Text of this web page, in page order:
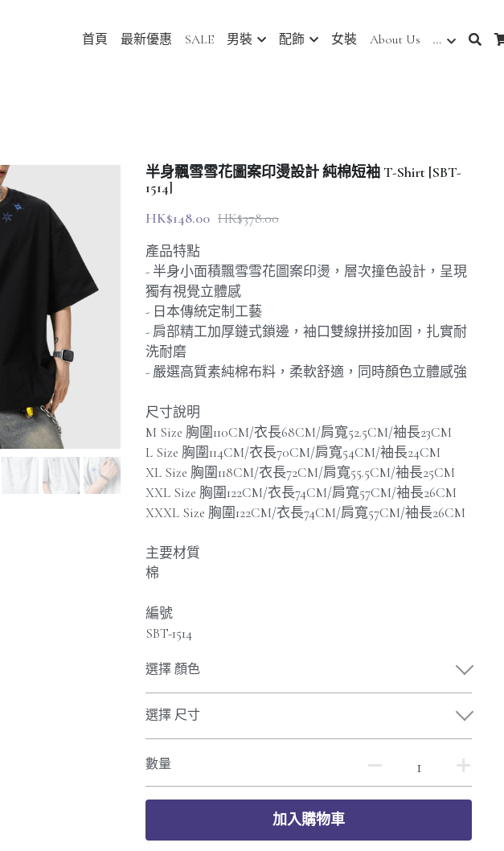
首頁 最新優惠 SALE 男裝 配飾 女裝 About Us …
半身飄雪雪花圖案印燙設計 純棉短袖 T-Shirt [SBT-
1514]
HK$148.00 HK$378.00
產品特點
- 半身小面積飄雪雪花圖案印燙，層次撞色設計，呈現
獨有視覺立體感
- 日本傳統定制工藝
- 肩部精工加厚鏈式鎖邊，袖口雙線拼接加固，扎實耐
洗耐磨
- 嚴選高質素純棉布料，柔軟舒適，同時顏色立體感強
尺寸說明
M Size 胸圍110CM/衣長68CM/肩寬52.5CM/袖長23CM
L Size 胸圍114CM/衣長70CM/肩寬54CM/袖長24CM
XL Size 胸圍118CM/衣長72CM/肩寬55.5CM/袖長25CM
XXL Size 胸圍122CM/衣長74CM/肩寬57CM/袖長26CM
XXXL Size 胸圍122CM/衣長74CM/肩寬57CM/袖長26CM
主要材質
棉
編號
SBT-1514
選擇 顏色
選擇 尺寸
數量
加入購物車